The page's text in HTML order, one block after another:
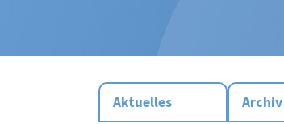
Aktuelles Archiv